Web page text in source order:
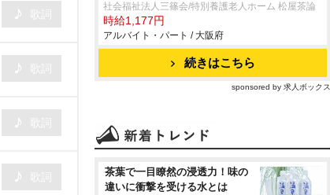
社会福祉法人三篠会/特別養護老人ホーム 松屋茶論
時給1,177円
アルバイト・パート / 大阪府
続きはこちら
sponsored by 求人ボックス
茶葉で一目瞭然の浸透力！味の
違いに衝撃を受ける水とは